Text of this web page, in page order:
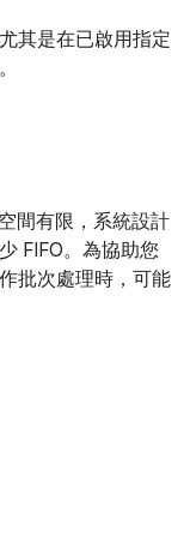
其是在已啟用指定
間有限，系統設計
FIFO。為協助您
批次處理時，可能